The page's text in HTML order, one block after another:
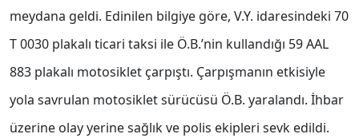
meydana geldi. Edinilen bilgiye göre, V.Y. idaresindeki 70
T 0030 plakalı ticari taksi ile Ö.B.’nin kullandığı 59 AAL
883 plakalı motosiklet çarpıştı. Çarpışmanın etkisiyle
yola savrulan motosiklet sürücüsü Ö.B. yaralandı. İhbar
üzerine olay yerine sağlık ve polis ekipleri sevk edildi.